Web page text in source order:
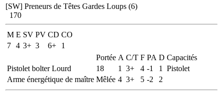
[SW] Preneurs de Têtes Gardes Loups (6)
170
M E SV PV CD CO
7 4 3+ 3 6+
1
Portée A C/T F PA D Capacités
Pistolet bolter Lourd
18 1 3+ 4 -1 1
Pistolet
Arme énergétique de maître Mêlée 4 3+ 5 -2 2